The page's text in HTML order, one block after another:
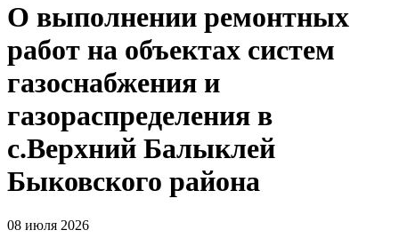
О выполнении ремонтных
работ на объектах систем
газоснабжения и
газораспределения в
с.Верхний Балыклей
Быковского района
08 июля 2026